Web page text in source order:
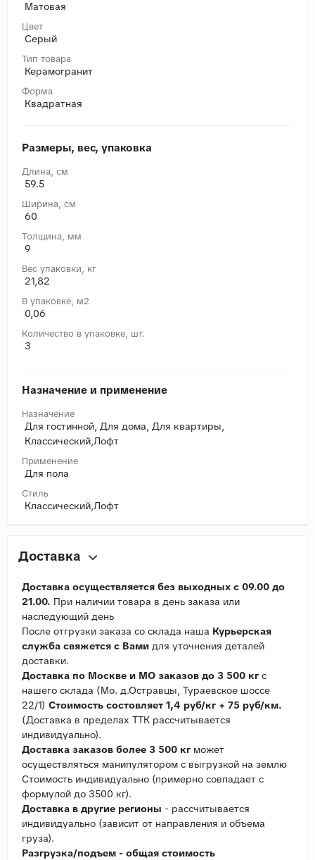
Матовая
Цвет
Серый
Тип товара
Керамогранит
Форма
Квадратная
Размеры, вес, упаковка
Длина, cм
59.5
Ширина, cм
60
Толщина, мм
9
Вес упаковки, кг
21,82
В упаковке, м2
0,06
Количество в упаковке, шт.
3
Назначение и применение
Назначение
Для гостинной, Для дома, Для квартиры,
Классический,Лофт
Применение
Для пола
Стиль
Классический,Лофт
Доставка
Доставка осуществляется без выходных с 09.00 до
21.00. При наличии товара в день заказа или
наследующий день
После отгрузки заказа со склада наша Курьерская
служба свяжется с Вами для уточнения деталей
доставки.
Доставка по Москве и МО заказов до 3 500 кг с
нашего склада (Мо. д.Остравцы, Тураевское шоссе
22/1) Стоимость состовляет 1,4 руб/кг + 75 руб/км.
(Доставка в пределах ТТК рассчитывается
индивидуально).
Доставка заказов более 3 500 кг может
осуществляться манипулятором с выгрузкой на землю
Стоимость индивидуально (примерно совпадает с
формулой до 3500 кг).
Доставка в другие регионы - рассчитывается
индивидуально (зависит от направления и объема
груза).
Разгрузка/подъем - общая стоимость